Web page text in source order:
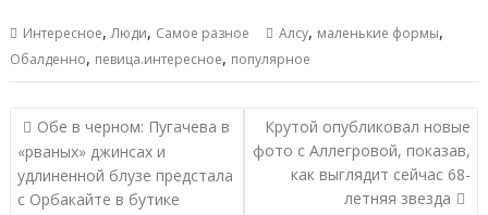
Интересное,Люди, Самое разное Алсу, маленькие формы,
Обалденно, певица.интересное, популярное
Навигация
по
записям
Обе в черном: Пугачева в
«рваных» джинсах и
удлиненной блузе предстала
с Орбакайте в бутике
Крутой опубликовал новые
фото с Аллегровой, показав,
как выглядит сейчас 68-
летняя звезда